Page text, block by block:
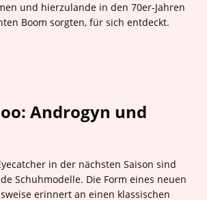
und hierzulande in den 70er-Jahren
Boom sorgten, für sich entdeckt.
Androgyn und
in der nächsten Saison sind
Schuhmodelle. Die Form eines neuen
erinnert an einen klassischen